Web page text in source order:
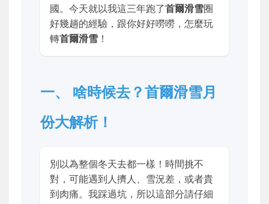
國。今天就以我這三年跑了首爾滑雪圈
好幾趟的經驗，跟你好好嘮嘮，怎麼玩
轉首爾滑雪 ！
一、 啥時候去？首爾滑雪月
份大解析！
別以為整個冬天去都一樣！時間挑不
對，可能遇到人擠人、雪況差，或者貴
到肉痛。我踩過坑，所以這部分請仔細